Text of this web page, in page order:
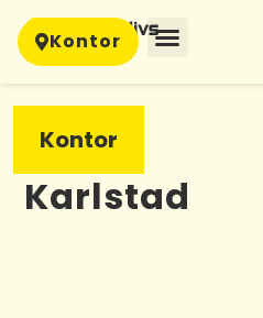
Kontor
Kontor
Karlstad